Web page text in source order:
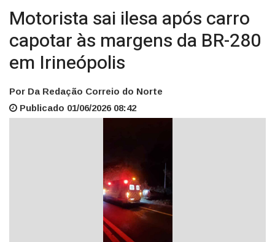
Motorista sai ilesa após carro
capotar às margens da BR-280
em Irineópolis
Por Da Redação Correio do Norte
Publicado 01/06/2026 08:42